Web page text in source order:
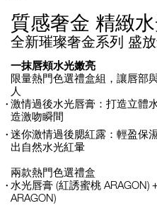
質感奢金 精緻
全新璀璨奢金系列 盛
一抹唇頰水光嫩亮
限量熱門色選禮盒組，讓唇部
人
激情過後水光唇膏：打造立體
造激吻瞬間
迷你激情過後腮紅露：輕盈保
出自然水光紅暈
兩款熱門色選禮盒
水光唇膏 (紅誘蜜桃 ARAGON)
ARAGON)